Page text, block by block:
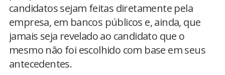
candidatos sejam feitas diretamente pela
empresa, em bancos públicos e, ainda, que
jamais seja revelado ao candidato que o
mesmo não foi escolhido com base em seus
antecedentes.